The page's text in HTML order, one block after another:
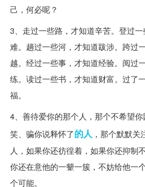
己，何必呢？
3、走过一些路，才知道辛苦。登过
难。趟过一些河，才知道跋涉。跨过
越。经过一些事，才知道经验。阅过
练。读过一些书，才知道财富。过了
福。
4、善待爱你的那个人，那个不希望
笑、骗你说释怀了的人 ，那个默默
人，如果你还彷徨着，如果你还抑制
你还在意他的一颦一簇，不妨给他一
个可能。